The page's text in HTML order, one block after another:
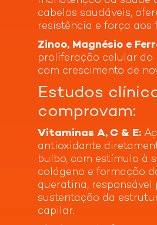
Reduz em 64% a quebra dos
Reduz em 23% a queda capilar
Benefícios:
Reduz a queda e quebra capilar
Estimula o crescimento dos
Fortalece e dá resistência ao
DL-alfatocoferila,
zinco, D-pantotenato de
cloridrato de piridoxina,
biotina, riboflavina, ácido N-
estabilizante croscarmelose
antiumectantes dióxido de
magnésio vegetal, agente de
hidroxipropilmetilcelulose,
Vegano
Não testado em
animais
cabelos saudáveis,
resistência e força aos
Zinco, Magnésio e
proliferação celular do
com crescimento de
Estudos
comprovam:
Vitaminas A, C & E:
antioxidante
bulbo, com estímulo à
colágeno e formação
queratina, responsável
sustentação da
capilar.